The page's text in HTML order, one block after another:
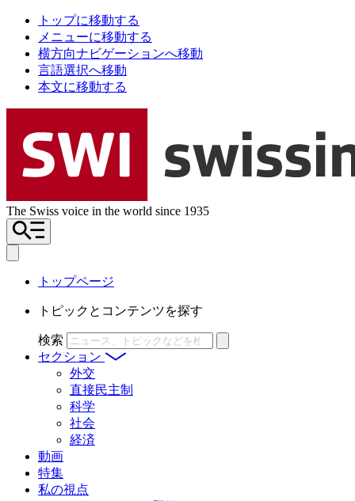
トップに移動する
メニューに移動する
横方向ナビゲーションへ移動
言語選択へ移動
本文に移動する
The Swiss voice in the world since 1935
トップページ
トピックとコンテンツを探す
検索
セクション
外交
直接民主制
科学
社会
経済
動画
特集
私の視点